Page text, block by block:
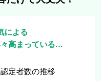
による
高まっている…
定者数の推移